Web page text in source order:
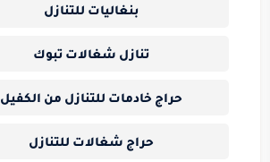
بنغاليات للتنازل
تنازل شغالات تبوك
حراج خادمات للتنازل من الكفيل
حراج شغالات للتنازل